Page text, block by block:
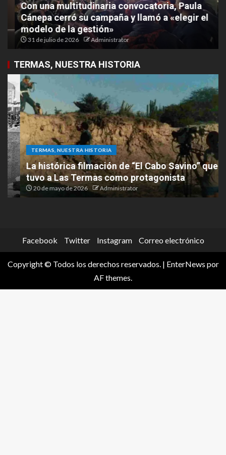
Con una multitudinaria convocatoria, Paula
Cánepa cerró su campaña y llamó a «elegir el
modelo de la gestión»
31 de julio de 2026 Administrator
TERMAS, NUESTRA HISTORIA
TERMAS, NUESTRA HISTORIA
La histórica filmación de “El Cabo Savino” que
tuvo a Las Termas como protagonista
20 de mayo de 2026 Administrator
Facebook Twitter Instagram Correo electrónico
Copyright © Todos los derechos reservados. | EnterNews por
AF themes.